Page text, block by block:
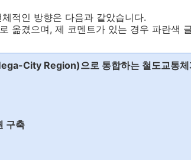
적인 방향은 다음과 같았습니다.
옮겼으며, 제 코멘트가 있는 경우 파란색
City Region)으로 통합하는 철도교통체
구축